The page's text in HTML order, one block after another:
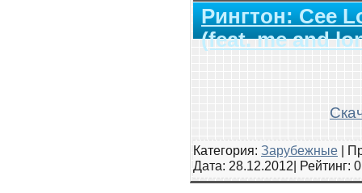
Рингтон: Cee
(feat. me and
Категория: Зарубежные |
Дата: 28.12.2012| Рейтинг: